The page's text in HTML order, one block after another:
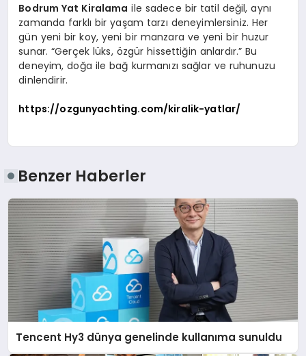
Bodrum Yat Kiralama ile sadece bir tatil değil, aynı
zamanda farklı bir yaşam tarzı deneyimlersiniz. Her
gün yeni bir koy, yeni bir manzara ve yeni bir huzur
sunar. “Gerçek lüks, özgür hissettiğin anlardır.” Bu
deneyim, doğa ile bağ kurmanızı sağlar ve ruhunuzu
dinlendirir.
https://ozgunyachting.com/kiralik-yatlar/
Benzer Haberler
Tencent Hy3 dünya genelinde kullanıma sunuldu